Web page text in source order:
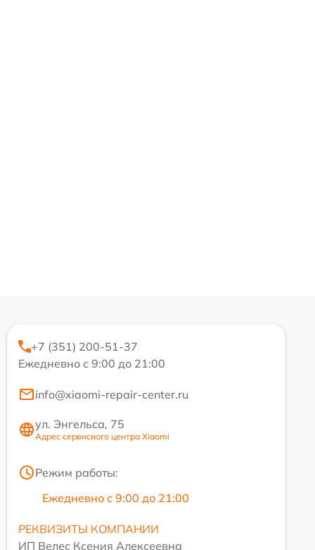
+7 (351) 200-51-37
Ежедневно с 9:00 до 21:00
info@xiaomi-repair-center.ru
ул. Энгельса, 75
Адрес сервисного центра Xiaomi
Режим работы:
Ежедневно с 9:00 до 21:00
РЕКВИЗИТЫ КОМПАНИИ
ИП Велес Ксения Алексеевна